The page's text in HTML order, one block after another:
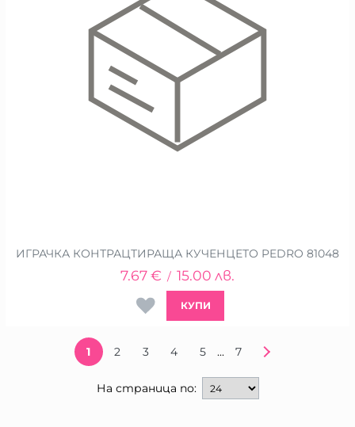
ИГРАЧКА КОНТРАЦТИРАЩА КУЧЕНЦЕТО PEDRO 81048
7.67€ / 15.00 лв.
КУПИ
1 2 3 4 5 ... 7
На страница по: